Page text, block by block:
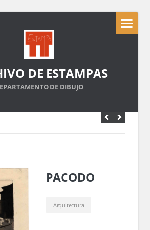
DE ESTAMPAS
DE DIBUJO
PACODO
Arquitectura